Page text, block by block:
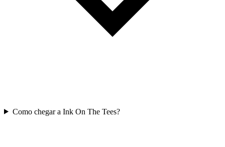
Como chegar a Ink On The Tees?